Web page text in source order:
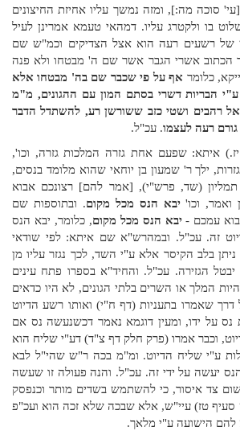
סוכה מה:], ומזה נמשך עליו אחיזת החיצונים
בו ולקטרג עליו. דמהאי טעמא אמרינן לעיל
של רשעים רעה הוא אצל הצדיקים וכמ"ש שם
הכתוב אשרי הגבר אשר שם ה' מבטחו ולא פנה
כלומר אף על פי שכבר שם בה' מבטחו אלא
הבריות דשרי בסתם המון עם ההגונים, מ"מ
רהבים ושטי כזב ששורשן רע, להשתדל הדבר
רעה לעצמו. עכ"ל.
איתא: שפעם אחת גזרה המלכות גזרה, וכו',
ילך ר' שמעון בן יוחאי שהוא מלומד בנסים,
תמליון (שד, פרש"י), [אמר להם] רצונכם אבוא
ואמר, וכו'יבא הנס מכל מקום. ובתוספות שם
עמכם -יבא הנס מכל מקום, כלומר, יבא הנס
זה. עכ"ל. ובמהרש"א שם איתא: לפי שודאי
ניתן בלב הקיסר אלא ע"י השד, לכך נגזר עליו מן
הגזירה. עכ"ל. והחיד"א בספרו פתח עינים
המלך או השרים בלתי הגונים, לא היו כדאים
שאמרו בתעניות (דף ח"י) ואותו רשע הדיוט
נס על ידו, ומעין דוגמא נאמר דכשנעשה נס אם
וכבר אמרו (פרק חלק דף צ"ד) דע"י שליח הוא
ע"י שליח הדיוט. ומ"מ בכה ר"ש שהי"ל לבא
יעשה על ידי זה. עכ"ל. והנה פעולה זו שעשה
צד איסור, כי להשתמש בשדים מותר וכנפסק
סעיף טז) עיי"ש, אלא שבכה שלא זכה הוא ועכ"פ
הישועה ע"י מלאך.